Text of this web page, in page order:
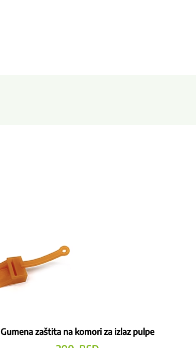
Gumena zaštita na komori za izlaz pulpe